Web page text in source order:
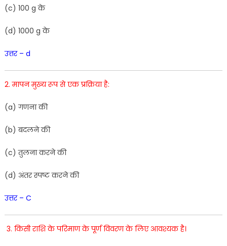
(c) 100 gके
(d) 1000 gके
उत्तर – d
2. मापन मुख्य रूप से एक प्रक्रिया है:
(a)गणनाकी
(b)बदलनेकी
(c)तुलनाकरनेकी
(d) अंतरस्पष्टकरनेकी
उत्तर – C
3. किसी राशि के परिमाण के पूर्ण विवरण के लिए आवश्यक है।